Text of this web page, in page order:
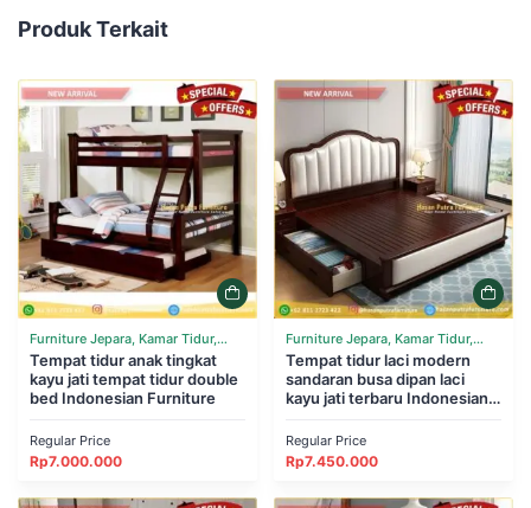
Produk Terkait
Furniture Jepara, Kamar Tidur,
Tempat Tidur
Tempat tidur anak tingkat
kayu jati tempat tidur double
bed Indonesian Furniture
Regular Price
Rp7.000.000
Furniture Jepara, Kamar Tidur,
Tempat Tidur
Tempat tidur laci modern
sandaran busa dipan laci
kayu jati terbaru Indonesian
Regular Price
Rp7.450.000